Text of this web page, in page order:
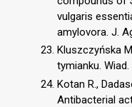
vulgaris
amylovora. J.
Kluszczyńska
tymianku.
Kotan R.,
Antibacterial